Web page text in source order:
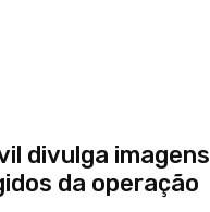
divulga imagens
da operação